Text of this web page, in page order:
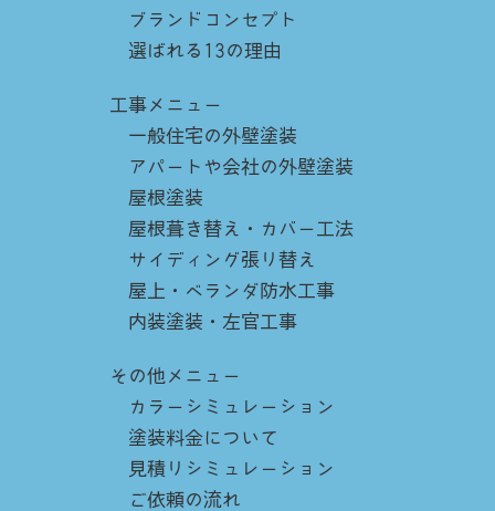
ブランドコンセプト
選ばれる13の理由
工事メニュー
一般住宅の外壁塗装
アパートや会社の外壁塗装
屋根塗装
屋根葺き替え・カバー工法
サイディング張り替え
屋上・ベランダ防水工事
内装塗装・左官工事
その他メニュー
カラーシミュレーション
塗装料金について
見積りシミュレーション
ご依頼の流れ